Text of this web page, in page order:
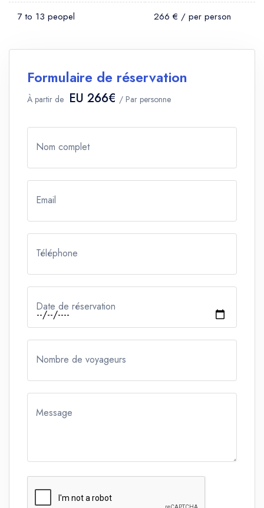
7 to 13 peopel 266 € / per person
Formulaire de réservation
À partir de EU 266€ / Par personne
Nom complet
Email
Téléphone
Date de réservation
Nombre de voyageurs
Message